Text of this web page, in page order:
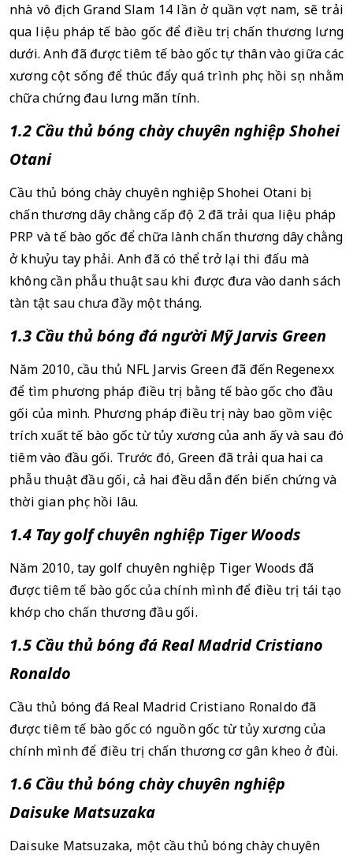
nhà vô địch Grand Slam 14 lần ở quần vợt nam, sẽ trải
qua liệu pháp tế bào gốc để điều trị chấn thương lưng
dưới. Anh đã được tiêm tế bào gốc tự thân vào giữa các
xương cột sống để thúc đẩy quá trình phục hồi sụn nhằm
chữa chứng đau lưng mãn tính.
1.2 Cầu thủ bóng chày chuyên nghiệp Shohei
Otani
Cầu thủ bóng chày chuyên nghiệp Shohei Otani bị
chấn thương dây chằng cấp độ 2 đã trải qua liệu pháp
PRP và tế bào gốc để chữa lành chấn thương dây chằng
ở khuỷu tay phải. Anh đã có thể trở lại thi đấu mà
không cần phẫu thuật sau khi được đưa vào danh sách
tàn tật sau chưa đầy một tháng.
1.3 Cầu thủ bóng đá người Mỹ Jarvis Green
Năm 2010, cầu thủ NFL Jarvis Green đã đến Regenexx
để tìm phương pháp điều trị bằng tế bào gốc cho đầu
gối của mình. Phương pháp điều trị này bao gồm việc
trích xuất tế bào gốc từ tủy xương của anh ấy và sau đó
tiêm vào đầu gối. Trước đó, Green đã trải qua hai ca
phẫu thuật đầu gối, cả hai đều dẫn đến biến chứng và
thời gian phục hồi lâu.
1.4 Tay golf chuyên nghiệp Tiger Woods
Năm 2010, tay golf chuyên nghiệp Tiger Woods đã
được tiêm tế bào gốc của chính mình để điều trị tái tạo
khớp cho chấn thương đầu gối.
1.5 Cầu thủ bóng đá Real Madrid Cristiano
Ronaldo
Cầu thủ bóng đá Real Madrid Cristiano Ronaldo đã
được tiêm tế bào gốc có nguồn gốc từ tủy xương của
chính mình để điều trị chấn thương cơ gân kheo ở đùi.
1.6 Cầu thủ bóng chày chuyên nghiệp
Daisuke Matsuzaka
Daisuke Matsuzaka, một cầu thủ bóng chày chuyên